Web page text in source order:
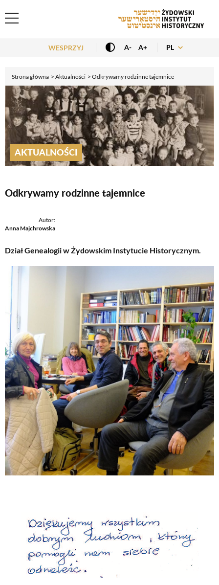
Header Menu
WESPRZYJ A- A+ PL
Strona główna Aktualności Odkrywamy rodzinne tajemnice
AKTUALNOŚCI
Odkrywamy rodzinne tajemnice
Autor:
Anna Majchrowska
Dział Genealogii w Żydowskim Instytucie Historycznym.